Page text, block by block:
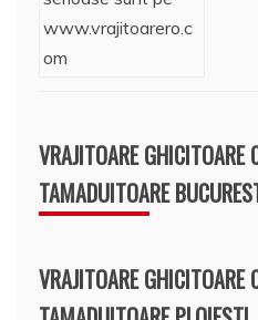
VRAJITOARE GHICITOARE
TAMADUITOARE
VRAJITOARE GHICITOARE